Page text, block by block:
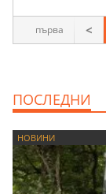
първа <
ПОСЛЕДНИ
НОВИНИ